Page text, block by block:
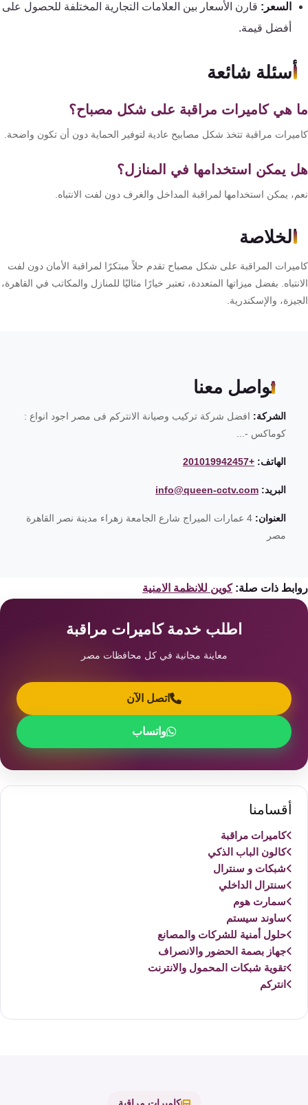
السعر:قارن الأسعار بين العلامات التجارية المختلفة للحصول على
أفضل قيمة.
أسئلة شائعة
هي كاميرات مراقبة على شكل مصباح؟
مراقبة تتخذ شكل مصابيح عادية لتوفير الحماية دون أن تكون واضحة.
يمكن استخدامها في المنازل؟
يمكن استخدامها لمراقبة المداخل والغرف دون لفت الانتباه.
الخلاصة
المراقبة على شكل مصباح تقدم حلاً مبتكرًا لمراقبة الأمان دون لفت
بفضل ميزاتها المتعددة، تعتبر خيارًا مثاليًا للمنازل والمكاتب في القاهرة،
والإسكندرية.
تواصل معنا
الشركة:افضل شركة تركيب وصيانة الانتركم فى مصر اجود انواع :
كوماكس -...
الهاتف: +201019942457
البريد: info@queen-cctv.com
العنوان:
4 عمارات الميراج شارع الجامعة زهراء مدينة نصر القاهرة
مصر
ذات صلة: كوين للانظمة الامنية
اطلب خدمة كاميرات مراقبة
معاينة مجانية في كل محافظات مصر
اتصل الآن
واتساب
أقسامنا
كاميرات مراقبة
كالون الباب الذكي
شبكات و سنترال
سنترال الداخلي
سمارت هوم
ساوند سيستم
حلول أمنية للشركات والمصانع
جهاز بصمة الحضور والانصراف
تقوية شبكات المحمول والانترنت
انتركم